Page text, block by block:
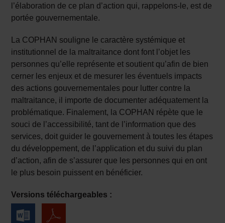
l’élaboration de ce plan d’action qui, rappelons-le, est de
portée gouvernementale.
La COPHAN souligne le caractère systémique et
institutionnel de la maltraitance dont font l’objet les
personnes qu’elle représente et soutient qu’afin de bien
cerner les enjeux et de mesurer les éventuels impacts
des actions gouvernementales pour lutter contre la
maltraitance, il importe de documenter adéquatement la
problématique. Finalement, la COPHAN répète que le
souci de l’accessibilité, tant de l’information que des
services, doit guider le gouvernement à toutes les étapes
du développement, de l’application et du suivi du plan
d’action, afin de s’assurer que les personnes qui en ont
le plus besoin puissent en bénéficier.
Versions téléchargeables :